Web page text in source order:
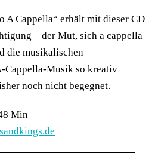
A Cappella“ erhält mit dieser CD
– der Mut, sich a cappella
die musikalischen
Cappella-Musik so kreativ
noch nicht begegnet.
Min